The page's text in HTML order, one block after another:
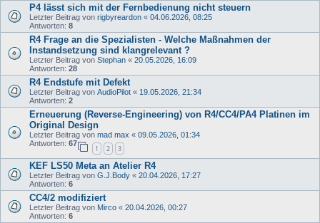
P4 lässt sich mit der Fernbedienung nicht steuern
Letzter Beitrag von rigbyreardon « 04.06.2026, 08:25
Antworten: 8
R4 Frage an die Spezialisten - Welche Maßnahmen der
Instandsetzung sind klangrelevant ?
Letzter Beitrag von Stephan « 20.05.2026, 16:09
Antworten: 28
R4 Endstufe mit Defekt
Letzter Beitrag von AudioPilot « 19.05.2026, 21:34
Antworten: 2
Erneuerung (Reverse-Engineering) von R4/CC4/PA4 Platinen im
Original Design
Letzter Beitrag von mad max « 09.05.2026, 01:34
Antworten: 67
1 2 3
KEF LS50 Meta an Atelier R4
Letzter Beitrag von G.J.Body « 20.04.2026, 17:27
Antworten: 6
CC4/2 modifiziert
Letzter Beitrag von Mirco « 20.04.2026, 00:27
Antworten: 6